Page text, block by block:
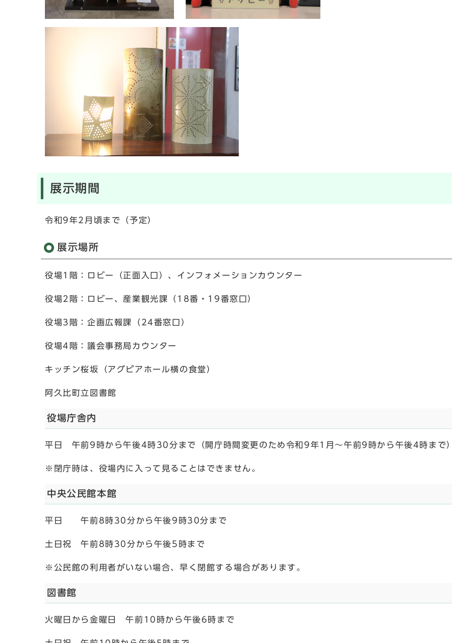
展示期間
令和9年2月頃まで（予定）
展示場所
役場1階：ロビー（正面入口）、インフォメーションカウンター
役場2階：ロビー、産業観光課（18番・19番窓口）
役場3階：企画広報課（24番窓口）
役場4階：議会事務局カウンター
キッチン桜坂（アグピアホール横の食堂）
阿久比町立図書館
役場庁舎内
平日 午前9時から午後4時30分まで（開庁時間変更のため令和9年1月～午前9時から午後4時まで）
※閉庁時は、役場内に入って見ることはできません。
中央公民館本館
平日 午前8時30分から午後9時30分まで
土日祝 午前8時30分から午後5時まで
※公民館の利用者がいない場合、早く閉館する場合があります。
図書館
火曜日から金曜日 午前10時から午後6時まで